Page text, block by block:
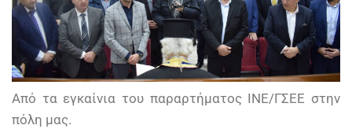
Από τα εγκαίνια του παραρτήματος ΙΝΕ/ΓΣΕΕ στην
πόλη μας.